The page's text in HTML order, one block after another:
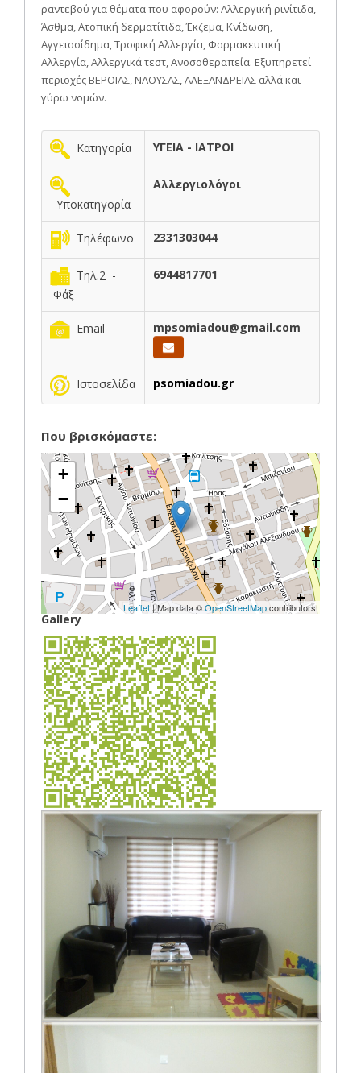
ραντεβού για θέματα που αφορούν: Αλλεργική ρινίτιδα,
Άσθμα, Ατοπική δερματίτιδα, Έκζεμα, Κνίδωση,
Αγγειοοίδημα, Τροφική Αλλεργία, Φαρμακευτική
Αλλεργία, Αλλεργικά τεστ, Ανοσοθεραπεία. Εξυπηρετεί
περιοχές ΒΕΡΟΙΑΣ, ΝΑΟΥΣΑΣ, ΑΛΕΞΑΝΔΡΕΙΑΣ αλλά και
γύρω νομών.
Κατηγορία ΥΓΕΙΑ - ΙΑΤΡΟΙ
Υποκατηγορία
Αλλεργιολόγοι
Τηλέφωνο 2331303044
Τηλ.2 -
Φάξ
6944817701
Email mpsomiadou@gmail.com
Ιστοσελίδα psomiadou.gr
Που βρισκόμαστε:
+
−
Leaflet| Map data ©OpenStreetMapcontributors
Gallery